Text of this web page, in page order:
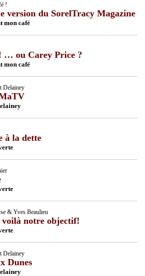
!
version du SorelTracy Magazine
mon café
… ou Carey Price ?
mon café
Delainey
à la dette
& Yves Beaulieu
voilà notre objectif!
Delainey
Dunes